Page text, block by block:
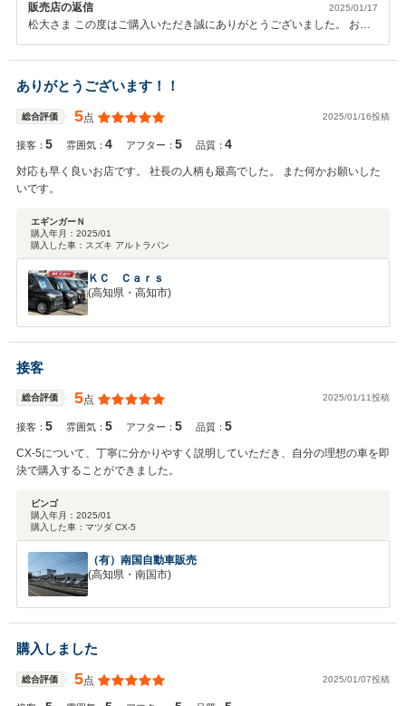
販売店の返信 2025/01/17
松大さま この度はご購入いただき誠にありがとうございました。 お車
も気に入っていただいているようで安心しました。 また、過分な評価
まで頂戴しまして恐縮です。今後もお車のことは何なりとお申し付けく
ださい。 宜しくお願い致します。
ありがとうございます！！
総合評価 5点 2025/01/16投稿
接客：5 雰囲気：4 アフター：5 品質：4
対応も早く良いお店です。 社長の人柄も最高でした。 また何かお願いした
いです。
エギンガーＮ
購入年月： 2025/01
購入した車： スズキ アルトラパン
ＫＣ Ｃａｒｓ
(高知県・高知市)
接客
総合評価 5点 2025/01/11投稿
接客：5 雰囲気：5 アフター：5 品質：5
CX-5について、丁寧に分かりやすく説明していただき、自分の理想の車を即
決で購入することができました。
ビンゴ
購入年月： 2025/01
購入した車： マツダ CX-5
（有）南国自動車販売
(高知県・南国市)
購入しました
総合評価 5点 2025/01/07投稿